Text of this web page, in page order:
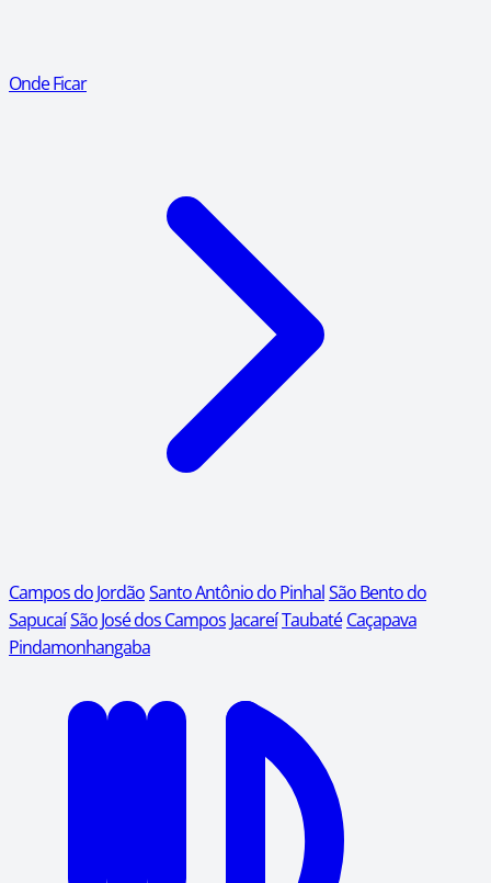
Onde Ficar
Campos do JordãoSanto Antônio do PinhalSão Bento do
SapucaíSão José dos Campos JacareíTaubaté Caçapava
Pindamonhangaba